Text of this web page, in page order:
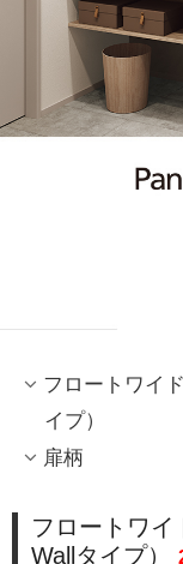
フロートワイ
イプ）
扉柄
フロートワ
Wallタイプ）